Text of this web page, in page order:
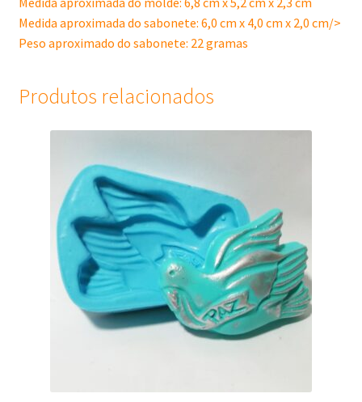
Medida aproximada do sabonete: 6,0 cm x 4,0 cm x 2,0 cm/>
Peso aproximado do sabonete: 22 gramas
Produtos relacionados